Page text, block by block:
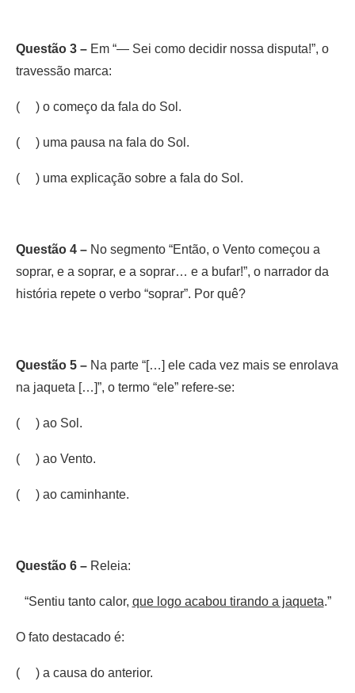
Questão 3 – Em “— Sei como decidir nossa disputa!”, o
travessão marca:
( ) o começo da fala do Sol.
( ) uma pausa na fala do Sol.
( ) uma explicação sobre a fala do Sol.
Questão 4 – No segmento “Então, o Vento começou a
soprar, e a soprar, e a soprar… e a bufar!”, o narrador da
história repete o verbo “soprar”. Por quê?
Questão 5 – Na parte “[…] ele cada vez mais se enrolava
na jaqueta […]”, o termo “ele” refere-se:
( ) ao Sol.
( ) ao Vento.
( ) ao caminhante.
Questão 6 – Releia:
“Sentiu tanto calor, que logo acabou tirando a jaqueta.”
O fato destacado é:
( ) a causa do anterior.